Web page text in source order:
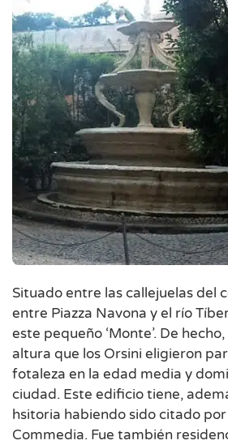
Situado entre las callejuelas del
entre Piazza Navona y el río
este pequeño ‘Monte’. De
altura que los Orsini eligieron
fotaleza en la edad media y
ciudad. Este edificio tiene,
hsitoria habiendo sido citado
Commedia. Fue también